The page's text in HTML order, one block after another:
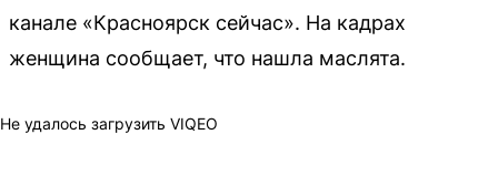
канале «Красноярск сейчас». На кадрах
женщина сообщает, что нашла маслята.
Не удалось загрузить VIQEO